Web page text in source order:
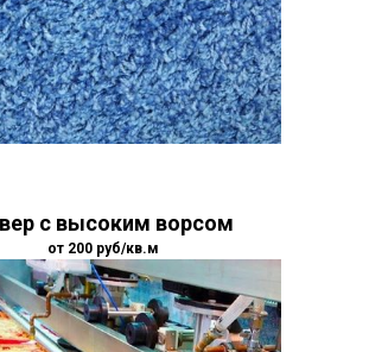
с высоким ворсом
от 200 руб/кв.м